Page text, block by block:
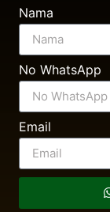
Nama
No WhatsApp
Email